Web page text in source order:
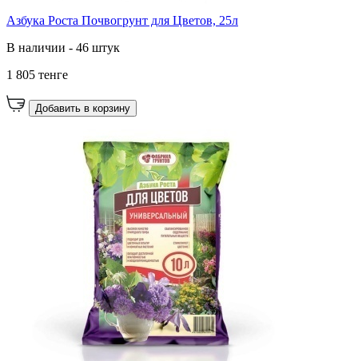
Азбука Роста Почвогрунт для Цветов, 25л
В наличии - 46 штук
1 805 тенге
Добавить в корзину